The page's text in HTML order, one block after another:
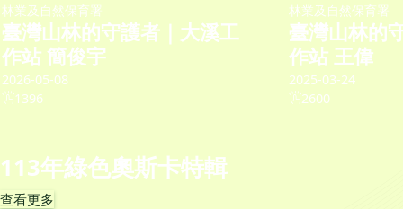
林業及自然保育署
臺灣山林的守護者｜大溪工
作站 簡俊宇
2026-05-08
1396
林業及自然保育署
臺灣山林的
作站 王偉
2025-03-24
2600
113年綠色奧斯卡特輯
查看更多